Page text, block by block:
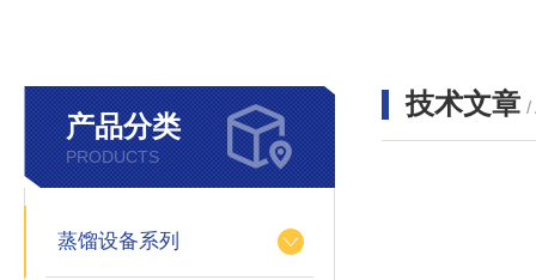
产品分类
PRODUCTS
蒸馏设备系列
技术文章 /